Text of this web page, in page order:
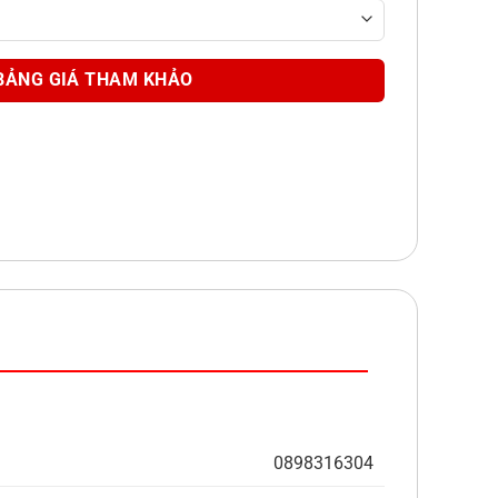
0898316304